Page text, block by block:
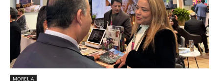
MORELIA